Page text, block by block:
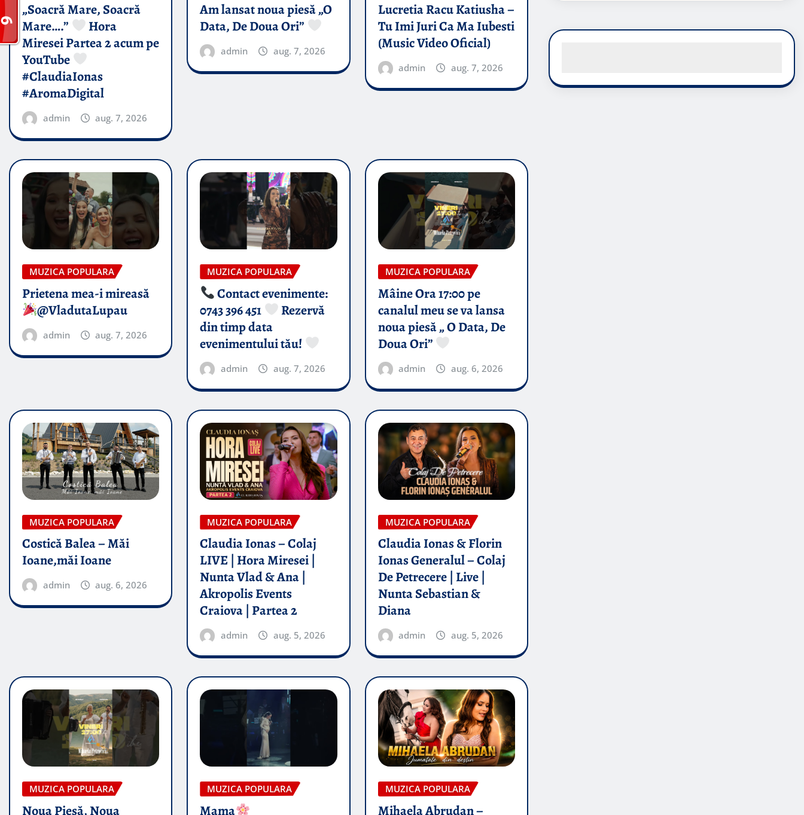
„Soacră Mare, Soacră
Mare….”
Hora
Miresei Partea 2 acum pe
YouTube
#ClaudiaIonas
#AromaDigital
admin aug. 7, 2026
Am lansat noua piesă „O
Data, De Doua Ori”
admin aug. 7, 2026
Lucretia Racu Katiusha –
Tu Imi Juri Ca Ma Iubesti
(Music Video Oficial)
admin aug. 7, 2026
MUZICA POPULARA
Prietena mea-i mireasă​
@VladutaLupau
admin aug. 7, 2026
MUZICA POPULARA
Contact evenimente:
0743 396 451
Rezervă
din timp data
evenimentului tău!
admin aug. 7, 2026
MUZICA POPULARA
Mâine Ora 17:00 pe
canalul meu se va lansa
noua piesă „ O Data, De
Doua Ori”
admin aug. 6, 2026
MUZICA POPULARA
Costică Balea – Măi
Ioane,măi Ioane
admin aug. 6, 2026
MUZICA POPULARA
Claudia Ionas – Colaj
LIVE | Hora Miresei |
Nunta Vlad & Ana |
Akropolis Events
Craiova | Partea 2
admin aug. 5, 2026
MUZICA POPULARA
Claudia Ionas & Florin
Ionas Generalul – Colaj
De Petrecere | Live |
Nunta Sebastian &
Diana
admin aug. 5, 2026
MUZICA POPULARA
Noua Piesă, Noua
MUZICA POPULARA
Mama
MUZICA POPULARA
Mihaela Abrudan –